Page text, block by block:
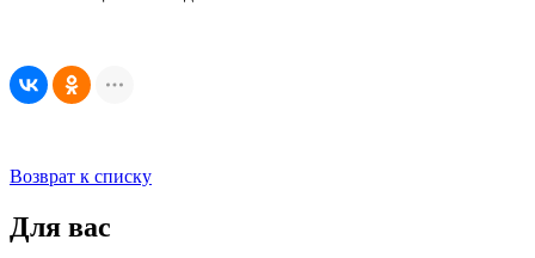
Возврат к списку
Для вас